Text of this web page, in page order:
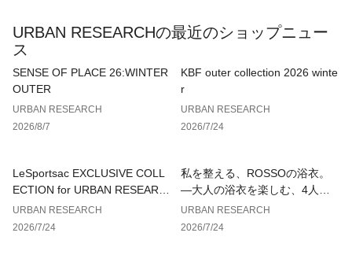
はもちろん、足元にスニーカーを合わせてカジュアルダウンし
たスタイリングとも好相性です。
秋口～春先までの長いシーズンで着用が可能なパンツです。
「LIFE STYLE TAILOR」は私たちが提案する暮らしの新たな
エッセンスとしてスタートしたドレスラインです。
URBAN RESEARCH DOORSが“仕立て役”を担いたいという想
いから名付けました。
【2025 Autumn/Winter】【25AW】
URBAN RESEARCHの最近のショップニュー
ス
SENSE OF PLACE 26:WINTER
OUTER
URBAN RESEARCH
2026/8/7
KBF outer collection 2026 winte
r
URBAN RESEARCH
2026/7/24
LeSportsac EXCLUSIVE COLL
ECTION for URBAN RESEARC
H
URBAN RESEARCH
2026/7/24
私を整える、ROSSOの浴衣。
—大人の浴衣を楽しむ、4人のT
IPS—
URBAN RESEARCH
2026/7/24